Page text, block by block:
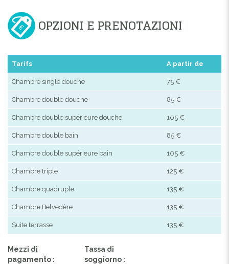
OPZIONI E PRENOTAZIONI
Tarifs A partir de
Chambre single douche 75 €
Chambre double douche 85 €
Chambre double supérieure douche 105 €
Chambre double bain 85 €
Chambre double supérieure bain 105 €
Chambre triple 125 €
Chambre quadruple 135 €
Chambre Belvedère 135 €
Suite terrasse 135 €
Mezzi di
pagamento :
Tassa di
soggiorno :